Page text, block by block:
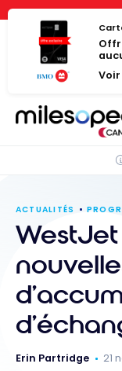
Panneau de
Passer
contenu
ACTUALITÉS
WestJet
Erin Partridge
21